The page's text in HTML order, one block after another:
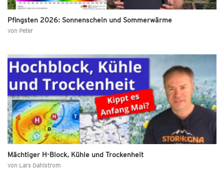
Pfingsten 2026: Sonnenschein und Sommerwärme
von Peter
Mächtiger H-Block, Kühle und Trockenheit
von Lars Dahlstrom